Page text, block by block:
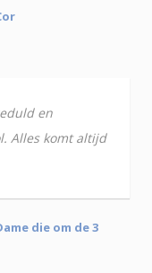
en
Alles komt altijd
die om de 3